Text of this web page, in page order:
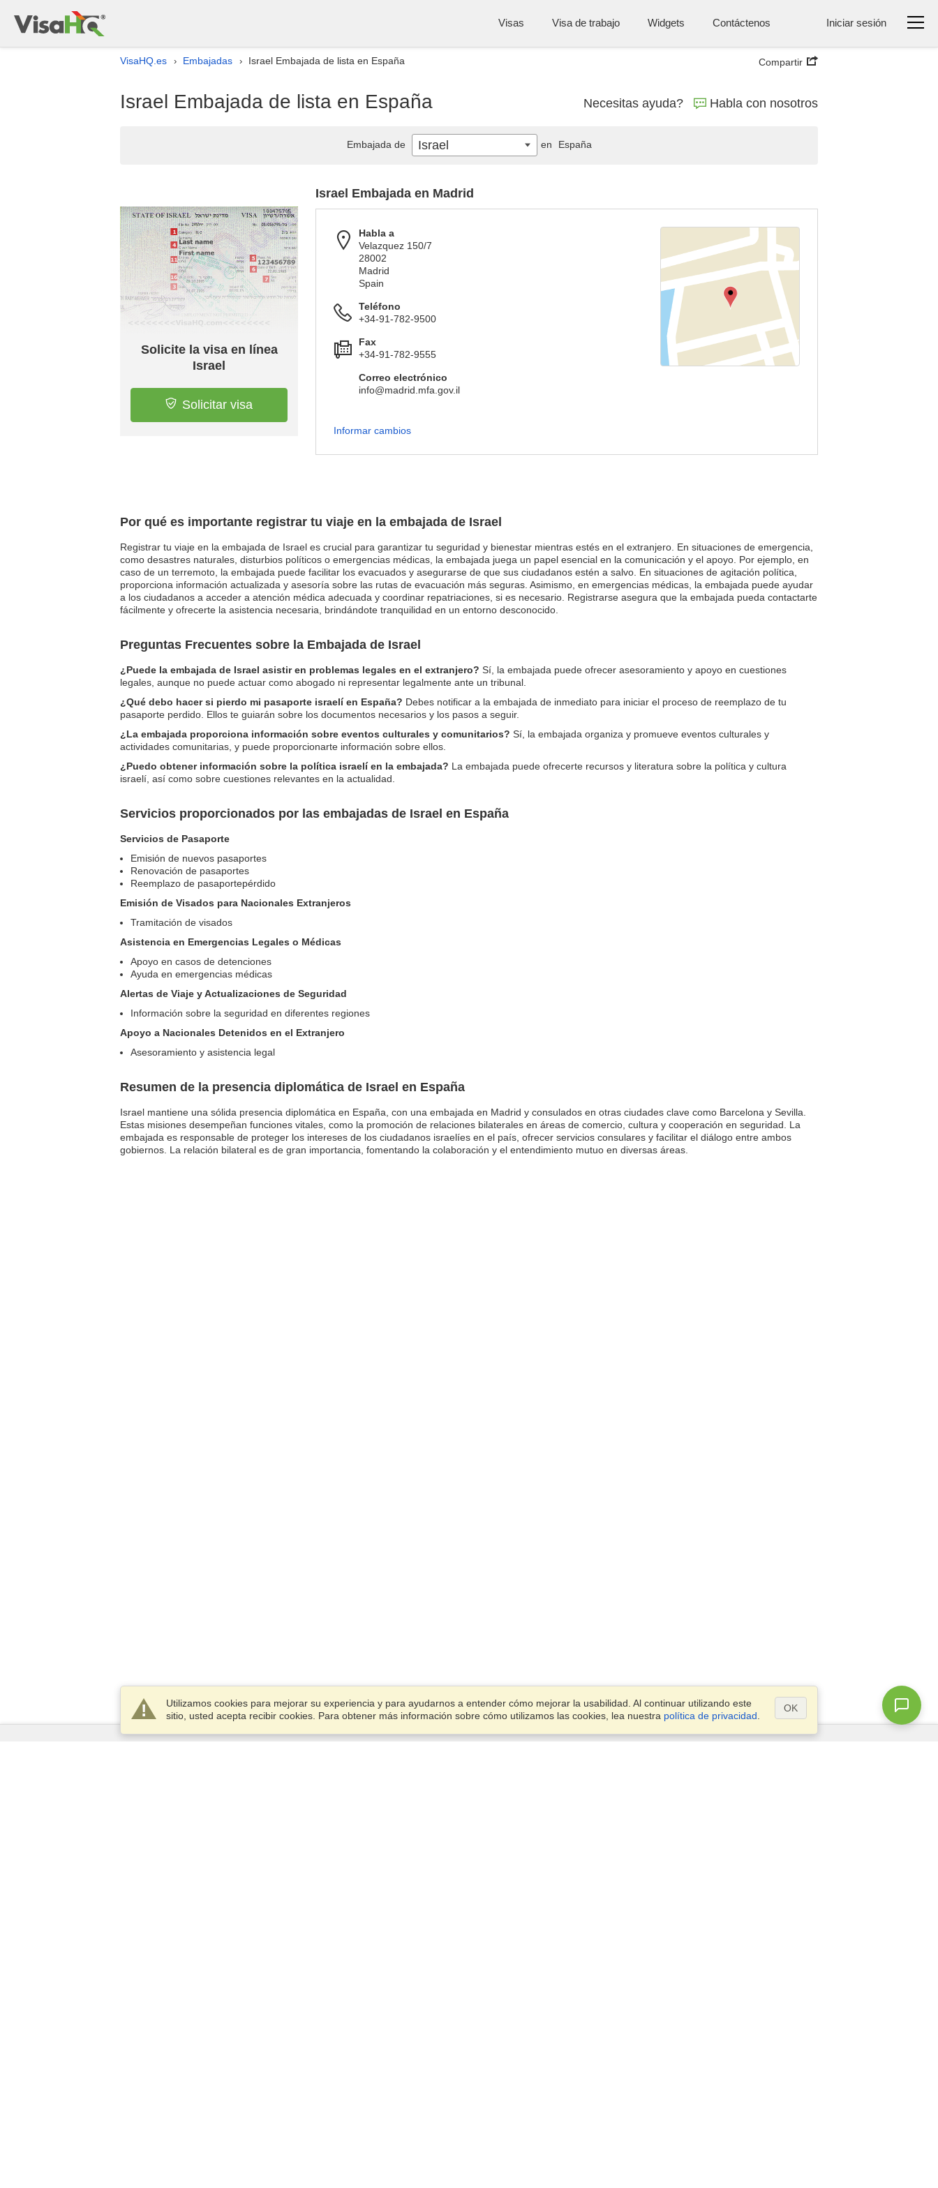
Visas Visa de trabajo Widgets Contáctenos Iniciar sesión
VisaHQ.es › Embajadas › Israel Embajada de lista en España Compartir
Israel Embajada de lista en España Necesitas ayuda? Habla con nosotros
Por qué es importante registrar tu viaje en la embajada de Israel
Registrar tu viaje en la embajada de Israel es crucial para garantizar tu seguridad y bienestar mientras estés en el extranjero. En situaciones de emergencia,
como desastres naturales, disturbios políticos o emergencias médicas, la embajada juega un papel esencial en la comunicación y el apoyo. Por ejemplo, en
caso de un terremoto, la embajada puede facilitar los evacuados y asegurarse de que sus ciudadanos estén a salvo. En situaciones de agitación política,
proporciona información actualizada y asesoría sobre las rutas de evacuación más seguras. Asimismo, en emergencias médicas, la embajada puede ayudar
a los ciudadanos a acceder a atención médica adecuada y coordinar repatriaciones, si es necesario. Registrarse asegura que la embajada pueda contactarte
fácilmente y ofrecerte la asistencia necesaria, brindándote tranquilidad en un entorno desconocido.
Preguntas Frecuentes sobre la Embajada de Israel
¿Puede la embajada de Israel asistir en problemas legales en el extranjero? Sí, la embajada puede ofrecer asesoramiento y apoyo en cuestiones
legales, aunque no puede actuar como abogado ni representar legalmente ante un tribunal.
¿Qué debo hacer si pierdo mi pasaporte israelí en España? Debes notificar a la embajada de inmediato para iniciar el proceso de reemplazo de tu
pasaporte perdido. Ellos te guiarán sobre los documentos necesarios y los pasos a seguir.
¿La embajada proporciona información sobre eventos culturales y comunitarios? Sí, la embajada organiza y promueve eventos culturales y
actividades comunitarias, y puede proporcionarte información sobre ellos.
¿Puedo obtener información sobre la política israelí en la embajada? La embajada puede ofrecerte recursos y literatura sobre la política y cultura
israelí, así como sobre cuestiones relevantes en la actualidad.
Servicios proporcionados por las embajadas de Israel en España
Servicios de Pasaporte
Emisión de nuevos pasaportes
Renovación de pasaportes
Reemplazo de pasaportepérdido
Emisión de Visados para Nacionales Extranjeros
Tramitación de visados
Asistencia en Emergencias Legales o Médicas
Apoyo en casos de detenciones
Ayuda en emergencias médicas
Alertas de Viaje y Actualizaciones de Seguridad
Información sobre la seguridad en diferentes regiones
Apoyo a Nacionales Detenidos en el Extranjero
Asesoramiento y asistencia legal
Resumen de la presencia diplomática de Israel en España
Israel mantiene una sólida presencia diplomática en España, con una embajada en Madrid y consulados en otras ciudades clave como Barcelona y Sevilla.
Estas misiones desempeñan funciones vitales, como la promoción de relaciones bilaterales en áreas de comercio, cultura y cooperación en seguridad. La
embajada es responsable de proteger los intereses de los ciudadanos israelíes en el país, ofrecer servicios consulares y facilitar el diálogo entre ambos
gobiernos. La relación bilateral es de gran importancia, fomentando la colaboración y el entendimiento mutuo en diversas áreas.
Solicite la visa en línea
Israel
Solicitar visa
Israel Embajada en Madrid
Habla a
Velazquez 150/7
28002
Madrid
Spain
Teléfono
+34-91-782-9500
Fax
+34-91-782-9555
Correo electrónico
info@madrid.mfa.gov.il
Informar cambios
Embajada de Israel en España
Utilizamos cookies para mejorar su experiencia y para ayudarnos a entender cómo mejorar la usabilidad. Al continuar utilizando este
sitio, usted acepta recibir cookies. Para obtener más información sobre cómo utilizamos las cookies, lea nuestra política de privacidad
OK